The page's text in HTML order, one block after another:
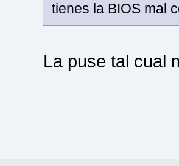
tienes la BIOS mal
La puse tal cual